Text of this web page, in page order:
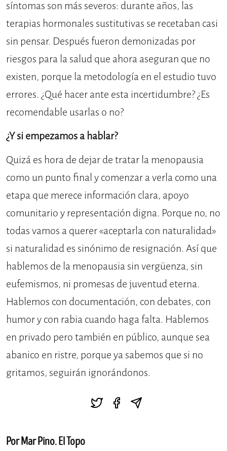
síntomas son más severos: durante años, las
terapias hormonales sustitutivas se recetaban casi
sin pensar. Después fueron demonizadas por
riesgos para la salud que ahora aseguran que no
existen, porque la metodología en el estudio tuvo
errores. ¿Qué hacer ante esta incertidumbre? ¿Es
recomendable usarlas o no?
¿Y si empezamos a hablar?
Quizá es hora de dejar de tratar la menopausia
como un punto final y comenzar a verla como una
etapa que merece información clara, apoyo
comunitario y representación digna. Porque no, no
todas vamos a querer «aceptarla con naturalidad»
si naturalidad es sinónimo de resignación. Así que
hablemos de la menopausia sin vergüenza, sin
eufemismos, ni promesas de juventud eterna.
Hablemos con documentación, con debates, con
humor y con rabia cuando haga falta. Hablemos
en privado pero también en público, aunque sea
abanico en ristre, porque ya sabemos que si no
gritamos, seguirán ignorándonos.
Por Mar Pino. El Topo